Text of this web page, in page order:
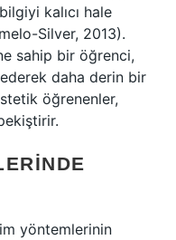
kalıcı hale
Silver, 2013).
sahip bir öğrenci,
daha derin bir
öğrenenler,
yöntemlerinin